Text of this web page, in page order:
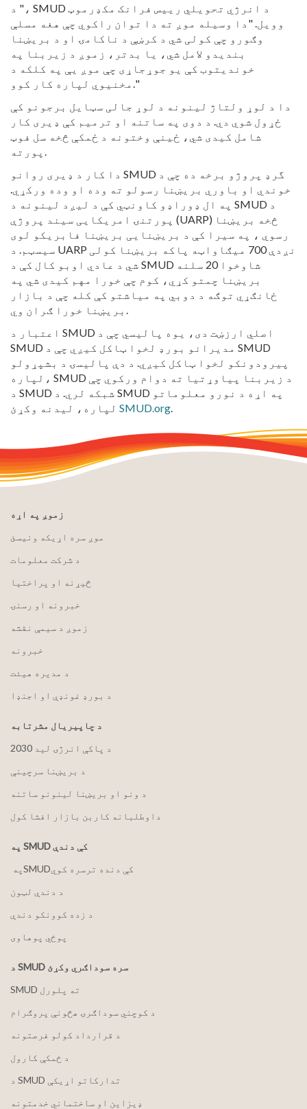
،" د SMUD د انرژي تحویلي رییس فرانک مکډرموټ
وویل. "دا وسیله موږ ته دا توان راکوي چې هغه مسلې
وګورو چې کولی شي د کرښې د ناکامۍ او د بریښنا
بندیدو لامل شي، یا بدتر، زموږ د زیربنا په
خوندیتوب کې یو جوړجاړی چې موږ یې په کلکه د
مخنیوي لپاره کار کوو."
دا د لوړ ولتاژ لینونه د لوړ جالی سټایل برجونو کې
ځړول شوي دي. د دوی په ساتنه او ترمیم کې ډیری کار
شامل کیدی شي، ځینې وختونه د ځمکې څخه سل فوټ
پورته.
دا کار د ډیری روانو SMUD گرډ پروژو برخه ده چې د
خوندي او باوري بریښنا رسولو ته وده او وده ورکړي.
په ال ډوراډو کاونټي کې د لیږد لینونه د SMUD د
پورتنۍ امریکایی سیند پروژې (UARP) څخه بریښنا
رسوي ، په سیرا کې د بریښنایی بریښنا فابریکو لوی
سیسټم. د UARP نږدې 700 میګاواټه پاکه بریښنا کولی
شي د عادي اوبو کال کې د SMUD شاوخوا 20 سلنه
بریښنا چمتو کړي، کوم چې خورا مهم کیدی شي په
ځانګړي توګه د دوبي په میاشتو کې کله چې د بازار
بریښنا خورا ګران وي.
اعتبار د SMUD اصلي ارزښت دی، یوه پالیسي چې د
SMUD مدیرانو بورډ لخوا ټاکل کیږي چې د SMUD
پیرودونکو لخوا ټاکل کیږي. د دې پالیسۍ د بشپړولو
لپاره، SMUD د زیربنا پیاوړتیا ته دوام ورکوي چې
د SMUD شبکه لري. د SMUD په اړه د نورو معلوماتو
SMUD.org.
زموږ په اړه
موږ سره اړیکه ونیسئ
د شرکت معلومات
څیړنه او پراختیا
خبرونه او رسنۍ
زموږ د سیمې نقشه
خبرونه
د مدیره هیئت
د بورډ غونډې او اجنډا
د چاپیریال مشرتابه
2030 د پاکې انرژۍ لید
د بریښنا سرچینې
د ونو او بریښنا لینونو ساتنه
داوطلبانه کاربن بازار افشا کول
په SMUD کې دندې
په ‏‎SMUD‎‏ کې دنده ترسره کوي
د دندې لټون
د زده کوونکو دندې
پوځي پوهاوی
د SMUD سره سوداګري وکړئ
SMUD ته پلورل
د کوچني سوداګرۍ هڅونې پروګرام
د قرارداد کولو فرصتونه
د ځمکې کارول
د SMUD تدارکاتو اړیکې
ډیزاین او ساختماني خدمتونه